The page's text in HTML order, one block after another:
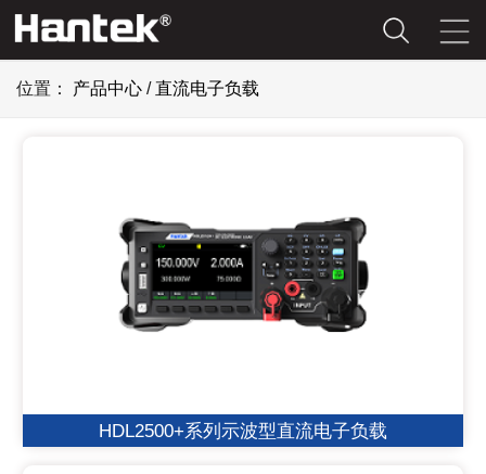
位置： 产品中心 /直流电子负载
HDL2500+系列示波型直流电子负载